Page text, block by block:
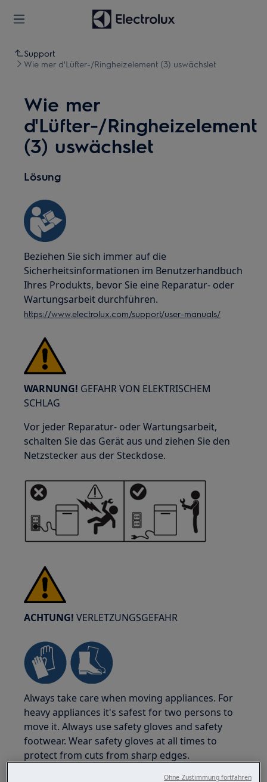
Support
Wie mer d'Lüfter-/Ringheizelement (3) uswächslet
Wie mer
d'Lüfter-/Ringheizelement
(3) uswächslet
Lösung
Beziehen Sie sich immer auf die
Sicherheitsinformationen im Benutzerhandbuch
Ihres Produkts, bevor Sie eine Reparatur- oder
Wartungsarbeit durchführen.
https://www.electrolux.com/support/user-manuals/
WARNUNG! GEFAHR VON ELEKTRISCHEM
SCHLAG
Vor jeder Reparatur- oder Wartungsarbeit,
schalten Sie das Gerät aus und ziehen Sie den
Netzstecker aus der Steckdose.
ACHTUNG! VERLETZUNGSGEFAHR
Always take care when moving appliances. For
heavy appliances it's safest for two persons to
move it. Always use safety gloves and safety
footwear. Wear safety gloves at all times to
protect from cuts from sharp edges.
Ohne Zustimmung fortfahren